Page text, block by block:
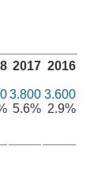
2017
3.800
5.6%
2016
3.600
2.9%